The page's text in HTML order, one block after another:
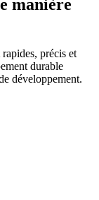
manière
précis et
durable
développement.